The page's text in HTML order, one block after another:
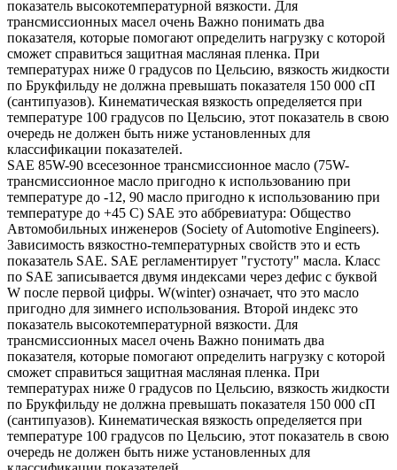
показатель высокотемпературной вязкости. Для
трансмиссионных масел очень Важно понимать два
показателя, которые помогают определить нагрузку с которой
сможет справиться защитная масляная пленка. При
температурах ниже 0 градусов по Цельсию, вязкость жидкости
по Брукфильду не должна превышать показателя 150 000 сП
(сантипуазов). Кинематическая вязкость определяется при
температуре 100 градусов по Цельсию, этот показатель в свою
очередь не должен быть ниже установленных для
классификации показателей.
SAE 85W-90 всесезонное трансмиссионное масло (75W-
трансмиссионное масло пригодно к использованию при
температуре до -12, 90 масло пригодно к использованию при
температуре до +45 С) SAE это аббревиатура: Общество
Автомобильных инженеров (Society of Automotive Engineers).
Зависимость вязкостно-температурных свойств это и есть
показатель SAE. SAE регламентирует "густоту" масла. Класс
по SAE записывается двумя индексами через дефис с буквой
W после первой цифры. W(winter) означает, что это масло
пригодно для зимнего использования. Второй индекс это
показатель высокотемпературной вязкости. Для
трансмиссионных масел очень Важно понимать два
показателя, которые помогают определить нагрузку с которой
сможет справиться защитная масляная пленка. При
температурах ниже 0 градусов по Цельсию, вязкость жидкости
по Брукфильду не должна превышать показателя 150 000 сП
(сантипуазов). Кинематическая вязкость определяется при
температуре 100 градусов по Цельсию, этот показатель в свою
очередь не должен быть ниже установленных для